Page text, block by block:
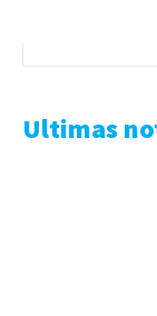
Ultimas